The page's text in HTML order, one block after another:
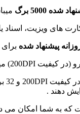
شده 5000 برگ
های ویزیت،
پیشنهاد شده
دهند .
که به شما امکان می